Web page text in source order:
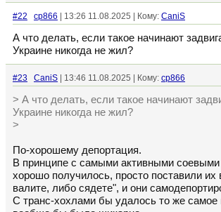
#22 cp866 | 13:26 11.08.2025 | Кому: CaniS
А что делать, если такое начинают
Украине никогда не жил?
#23 CaniS | 13:46 11.08.2025 | Кому: cp866
> А что делать, если такое начинают
Украине никогда не жил?
>
По-хорошему депортация.
В принципе с самыми активными
хорошо получилось, просто поставили их
валите, либо сядете", и они
С транс-хохлами бы удалось то же самое